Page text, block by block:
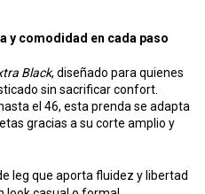
y comodidad en cada paso
Black, diseñado para quienes
sin sacrificar confort.
el 46, esta prenda se adapta
gracias a su corte amplio y
leg que aporta fluidez y libertad